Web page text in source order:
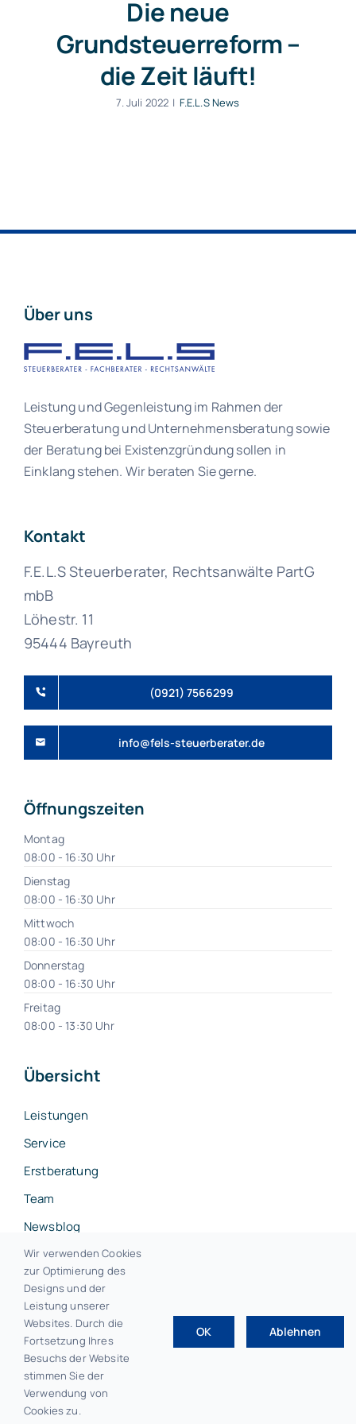
Die neue
Grundsteuerreform –
die Zeit läuft!
7. Juli 2022 | F.E.L.S News
Über uns
Leistung und Gegenleistung im Rahmen der
Steuerberatung und Unternehmensberatung sowie
der Beratung bei Existenzgründung sollen in
Einklang stehen. Wir beraten Sie gerne.
Kontakt
F.E.L.S Steuerberater, Rechtsanwälte PartG
mbB
Löhestr. 11
95444 Bayreuth
(0921) 7566299
info@fels-steuerberater.de
Öffnungszeiten
Montag
08:00 - 16:30 Uhr
Dienstag
08:00 - 16:30 Uhr
Mittwoch
08:00 - 16:30 Uhr
Donnerstag
08:00 - 16:30 Uhr
Freitag
08:00 - 13:30 Uhr
Übersicht
Leistungen
Service
Erstberatung
Team
Newsblog
Kontakt
© 2026 • F.E.L.S Steuerberater Bayreuth
Wir verwenden Cookies
zur Optimierung des
Designs und der
Leistung unserer
Websites. Durch die
Fortsetzung Ihres
Besuchs der Website
stimmen Sie der
Verwendung von
Cookies zu.
OK Ablehnen